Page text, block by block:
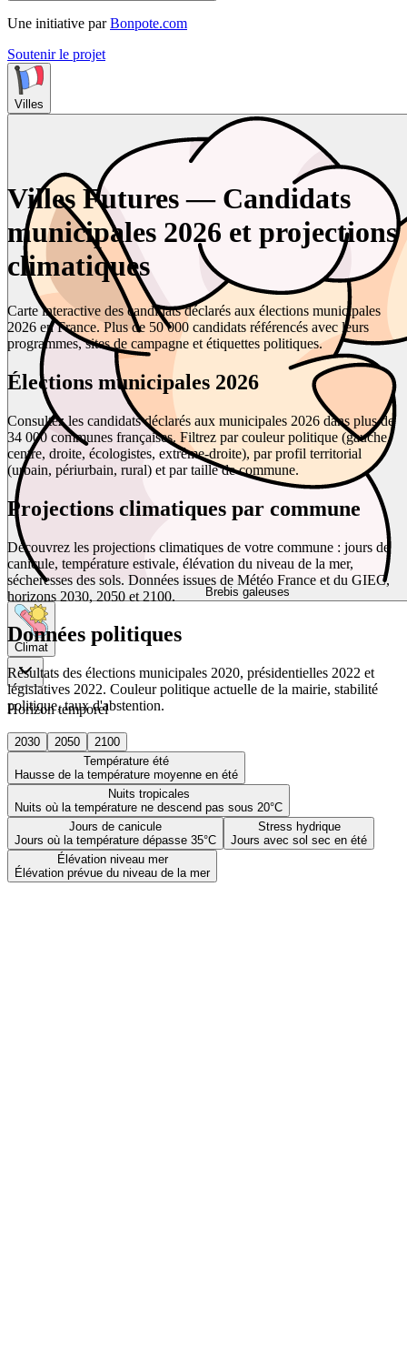
Une initiative par Bonpote.com
Soutenir le projet
Villes
Brebis galeuses
Climat
Horizon temporel
2030 2050
2100
Température été
Hausse de la température moyenne en été
Nuits tropicales
Nuits où la température ne descend pas sous 20°C
Jours de canicule
Jours où la température dépasse 35°C
Stress hydrique
Jours avec sol sec en été
Élévation niveau mer
Élévation prévue du niveau de la mer
Villes Futures — Candidats
municipales 2026 et projections
climatiques
Carte interactive des candidats déclarés aux élections municipales
2026 en France. Plus de 50 000 candidats référencés avec leurs
programmes, sites de campagne et étiquettes politiques.
Élections municipales 2026
Consultez les candidats déclarés aux municipales 2026 dans plus de
34 000 communes françaises. Filtrez par couleur politique (gauche,
centre, droite, écologistes, extrême-droite), par profil territorial
(urbain, périurbain, rural) et par taille de commune.
Projections climatiques par commune
Découvrez les projections climatiques de votre commune : jours de
canicule, température estivale, élévation du niveau de la mer,
sécheresses des sols. Données issues de Météo France et du GIEC,
horizons 2030, 2050 et 2100.
Données politiques
Résultats des élections municipales 2020, présidentielles 2022 et
législatives 2022. Couleur politique actuelle de la mairie, stabilité
politique, taux d'abstention.